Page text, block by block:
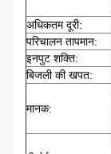
अधिकतम दूरी:
परिचालन तापमान:
इनपुट शक्ति:
बिजली की खपत:
मानक: